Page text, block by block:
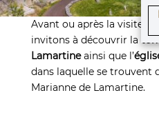
Avant ou après la visite du
invitons à découvrir la
Lamartineainsi que l’
dans laquelle se trouvent
Marianne de Lamartine.